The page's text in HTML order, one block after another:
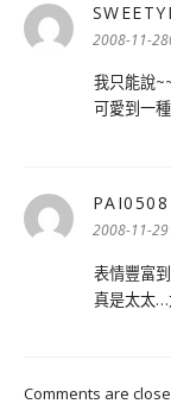
2008-11-
我只能說
可愛到一
PAI0508
2008-11-
表情豐富
真是太太
Comments are